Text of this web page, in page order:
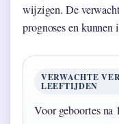
wijzigen. De
prognoses en kunnen
VERWACHTE
LEEFTIJDEN
Voor geboortes